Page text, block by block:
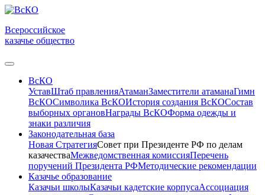
Всероссийское
казачье общество
ВсКО
УставШтаб правленияАтаманЗаместители атаманаГимн
ВсКОСимволика ВсКОИстория создания ВсКОСостав
выборных органовНаграды ВсКОФорма одежды и
знаки различия
Законодательная база
Новая СтратегияСовет при Президенте РФ по делам
казачестваМежведомственная комиссияПеречень
поручений Президента РФМетодические рекомендации
Казачье образование
Казачьи школыКазачьи кадетские корпусаАссоциация